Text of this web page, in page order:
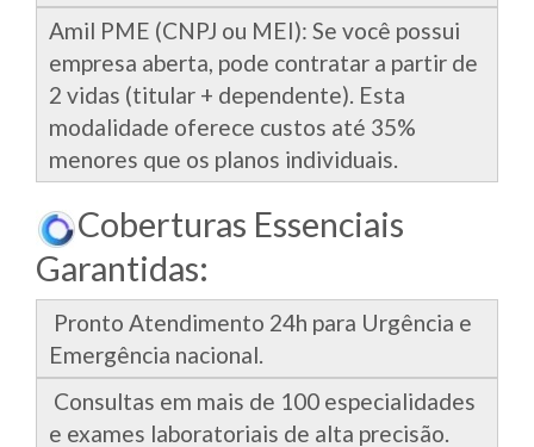
Amil PME (CNPJ ou MEI): Se você possui
empresa aberta, pode contratar a partir de
2 vidas (titular + dependente). Esta
modalidade oferece custos até 35%
menores que os planos individuais.
Coberturas Essenciais
Garantidas:
Pronto Atendimento 24h para Urgência e
Emergência nacional.
Consultas em mais de 100 especialidades
e exames laboratoriais de alta precisão.